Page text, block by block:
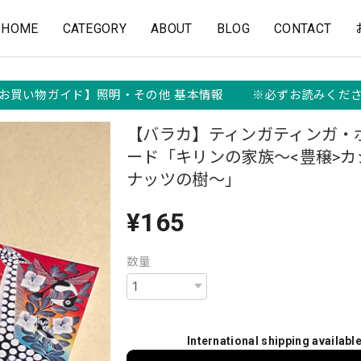
HOME CATEGORY ABOUT BLOG CONTACT
買い物ガイド】照明・その他 基本情報 ※必ずお読みくだ
【バラカ】ティンガティンガ
ード「キリンの家族～<豊穣>
ナッツの樹～」
¥165
数量
International shipping